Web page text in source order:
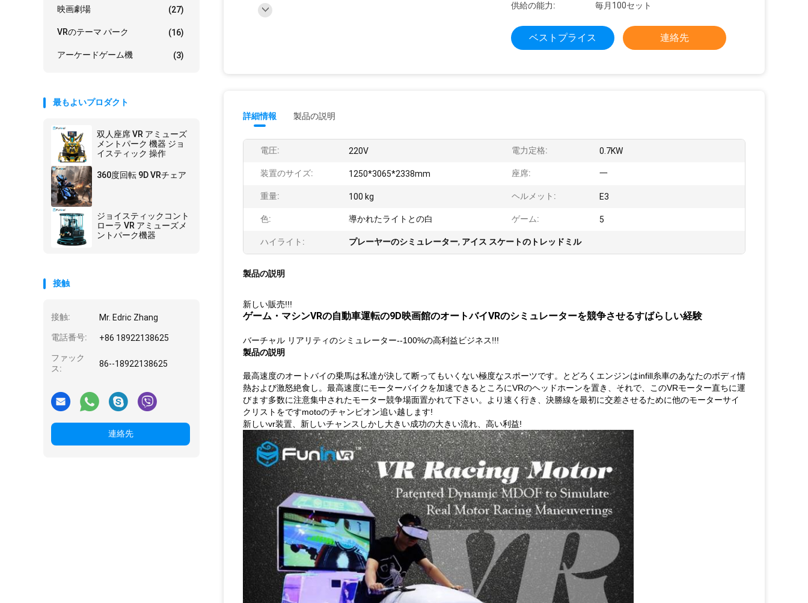
映画劇場 (27)
VRのテーマ パーク (16)
アーケードゲーム機 (3)
最もよいプロダクト
双人座席 VR アミューズ
メントパーク 機器 ジョ
イスティック 操作
360度回転 9D VRチェア
ジョイスティックコント
ローラ VR アミューズメ
ントパーク機器
接触
接触: Mr. Edric Zhang
電話番号: +86 18922138625
ファック
ス:
86--18922138625
連絡先
供給の能力:
毎月100セット
ベストプライス 連絡先
詳細情報 製品の説明
電圧: 220V 電力定格: 0.7KW
装置のサイズ: 1250*3065*2338mm 座席: 一
重量: 100 kg ヘルメット: E3
色: 導かれたライトとの白 ゲーム: 5
ハイライト: プレーヤーのシミュレーター, アイス スケートのトレッドミル
製品の説明
新しい販売!!!
ゲーム・マシンVRの自動車運転の9D映画館のオートバイVRのシミュレーターを競争させるすばらしい経験
バーチャル リアリティのシミュレーター--100%の高利益ビジネス!!!
製品の説明
最高速度のオートバイの乗馬は私達が決して断ってもいくない極度なスポーツです。とどろくエンジンはinfill糸車のあなたのボディ情
熱および激怒絶食し。最高速度にモーターバイクを加速できるところにVRのヘッドホーンを置き、それで、このVRモーター直ちに運
びます多数に注意集中されたモーター競争場面置かれて下さい。より速く行き、決勝線を最初に交差させるために他のモーターサイ
クリストをですmotoのチャンピオン追い越します!
新しいvr装置、新しいチャンスしかし大きい成功の大きい流れ、高い利益!